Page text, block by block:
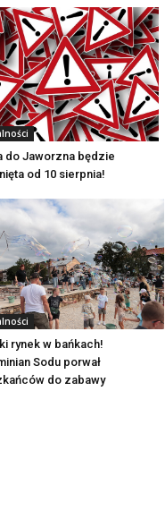
do Jaworzna będzie
od 10 sierpnia!
rynek w bańkach!
Sodu porwał
do zabawy